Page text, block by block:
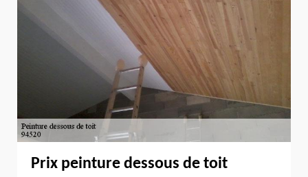
Prix peinture dessous de toit